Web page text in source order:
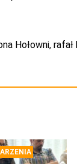
Hołowni, rafał